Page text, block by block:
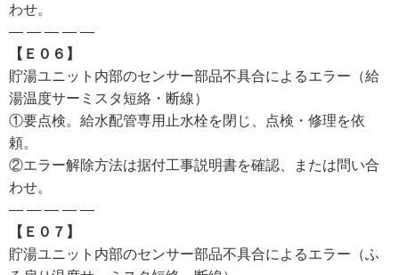
わせ。
— — — — —
【Ｅ０６】
貯湯ユニット内部のセンサー部品不具合によるエラー（給
湯温度サーミスタ短絡・断線）
①要点検。給水配管専用止水栓を閉じ、点検・修理を依
頼。
②エラー解除方法は据付工事説明書を確認、または問い合
わせ。
— — — — —
【Ｅ０７】
貯湯ユニット内部のセンサー部品不具合によるエラー（ふ